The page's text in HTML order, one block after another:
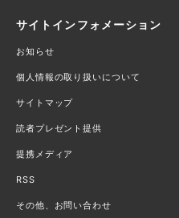
サイトインフォメーション
お知らせ
個人情報の取り扱いについて
サイトマップ
読者プレゼント提供
提携メディア
RSS
その他、お問い合わせ